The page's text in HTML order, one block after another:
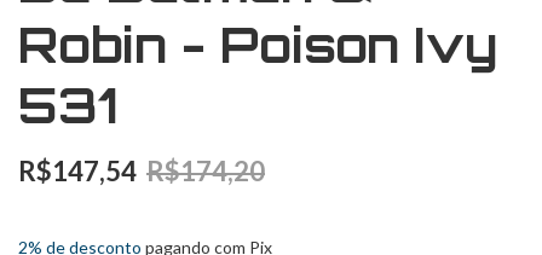
Robin - Poison Ivy
531
R$147,54 R$174,20
2% de desconto pagando com Pix